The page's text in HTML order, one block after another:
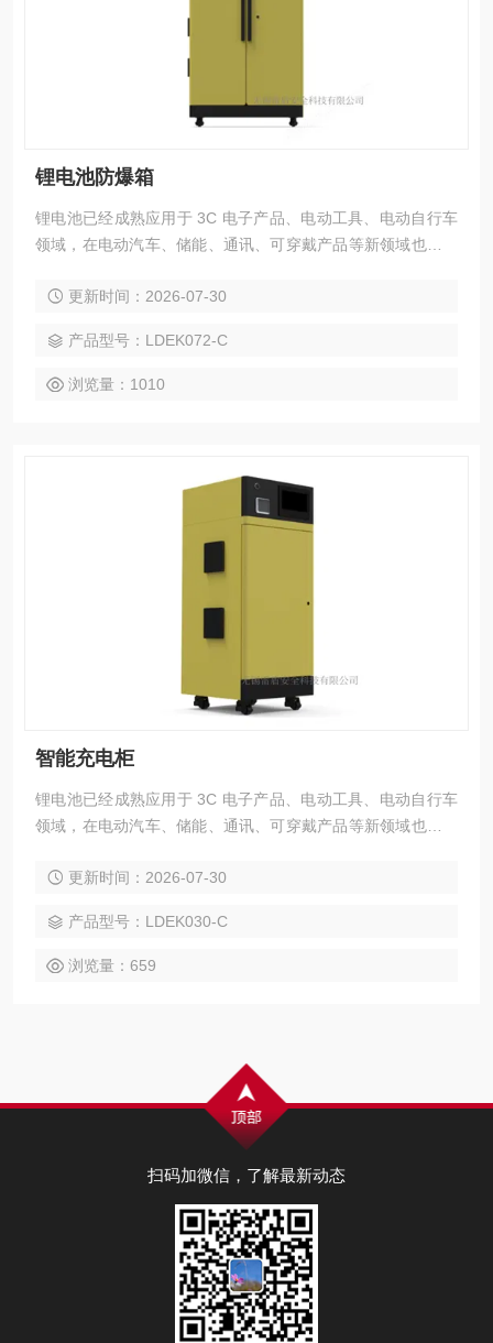
锂电池防爆箱
锂电池已经成熟应用于 3C 电子产品、电动工具、电动自行车
领域，在电动汽车、储能、通讯、可穿戴产品等新领域也有长
机、电脑、充电宝、无人机等电池充电爆炸的新闻屡见不鲜，
行业，所面临的充电自燃风险更大，极易造成人身危险和大量
财产损失。因此，便有了锂电池防爆箱。
更新时间：2026-07-30
产品型号：LDEK072-C
浏览量：1010
智能充电柜
锂电池已经成熟应用于 3C 电子产品、电动工具、电动自行车
领域，在电动汽车、储能、通讯、可穿戴产品等新领域也有长
机、电脑、充电宝、无人机等电池充电爆炸的新闻屡见不鲜，
行业，所面临的充电自燃风险更大，极易造成人身危险和大量
财产损失。因此，便有了锂电池智能充电柜。
更新时间：2026-07-30
产品型号：LDEK030-C
浏览量：659
扫码加微信，了解最新动态